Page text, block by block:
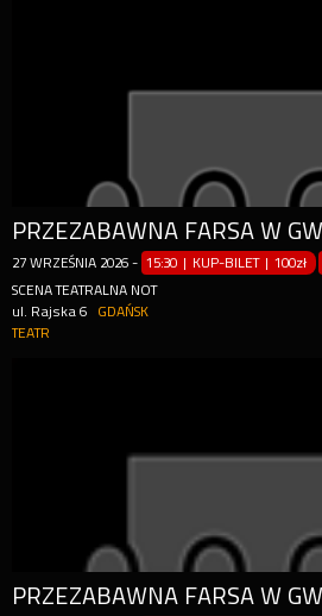
27 WRZEŚNIA 2026 - 15:30 | KUP-BILET |100zł
SCENA TEATRALNA NOT
ul. Rajska 6
GDAŃSK
TEATR